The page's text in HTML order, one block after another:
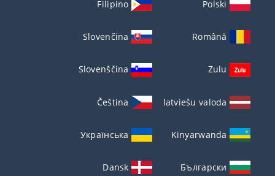
Polski
Filipino
Română
Slovenčina
Zulu
Slovenščina
latviešu valoda
Čeština
Kinyarwanda
Українська
Български
Dansk